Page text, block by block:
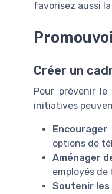
favorisez aussi
Créer un
Pour prévenir
initiatives
options de
Aménager
employés
Soutenir